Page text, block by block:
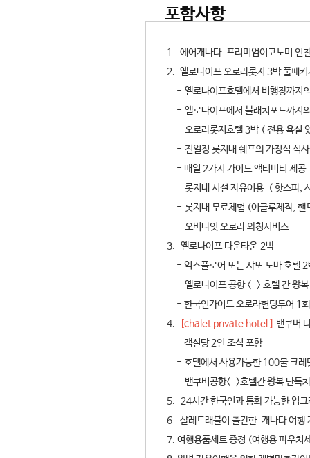
포함사항
1. 에어캐나다 프리미엄이코노미 인
2. 옐로나이프 오로라롯지 3박 풀패
- 옐로나이프호텔에서 비행장까지
- 옐로나이프에서 블래치포드까지
- 오로라롯지호텔 3박 ( 전용 욕실
- 전일정 롯지내 쉐프의 가정식 식
- 매일 2가지 가이드 액티비티 제공
- 롯지내 시설 자유이용 ( 핫스파,
- 롯지내 무료체험 (이글루제작, 핸
- 오버나잇 오로라 와칭서비스
3. 옐로나이프 다운타운 2박
- 익스플로어 또는 샤또 노바 호텔
- 옐로나이프 공항 <-> 호텔 간 왕
- 한국인가이드 오로라헌팅투어 1
4.
[chalet private hotel ]
밴쿠버
- 객실당 2인 조식 포함
- 호텔에서 사용가능한 100불 크레
- 밴쿠버공항<->호텔간 왕복 단
5. 24시간 한국인과 통화 가능한 업
6. 샬레트래블이 출간한 캐나다 여행
7. 여행용품세트 증정 (여행용 파우치